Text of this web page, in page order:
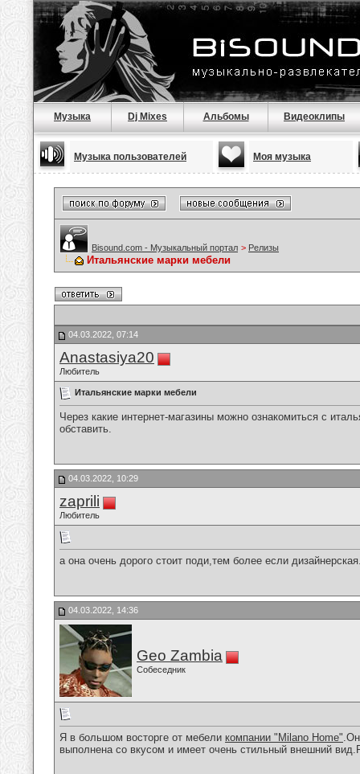
Музыка Dj Mixes Альбомы Видеоклипы
Музыка пользователей Моя музыка
Bisound.com - Музыкальный портал > Релизы
Итальянские марки мебели
04.03.2022, 07:14
Anastasiya20
Любитель
Итальянские марки мебели
Через какие интернет-магазины можно ознакомиться с
обставить.
04.03.2022, 10:29
zaprili
Любитель
а она очень дорого стоит поди,тем более если
04.03.2022, 14:36
Geo Zambia
Собеседник
Я в большом восторге от мебели компании "Milano Home"
выполнена со вкусом и имеет очень стильный внешний